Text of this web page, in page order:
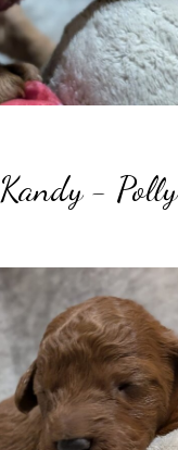
Kandy - Polly